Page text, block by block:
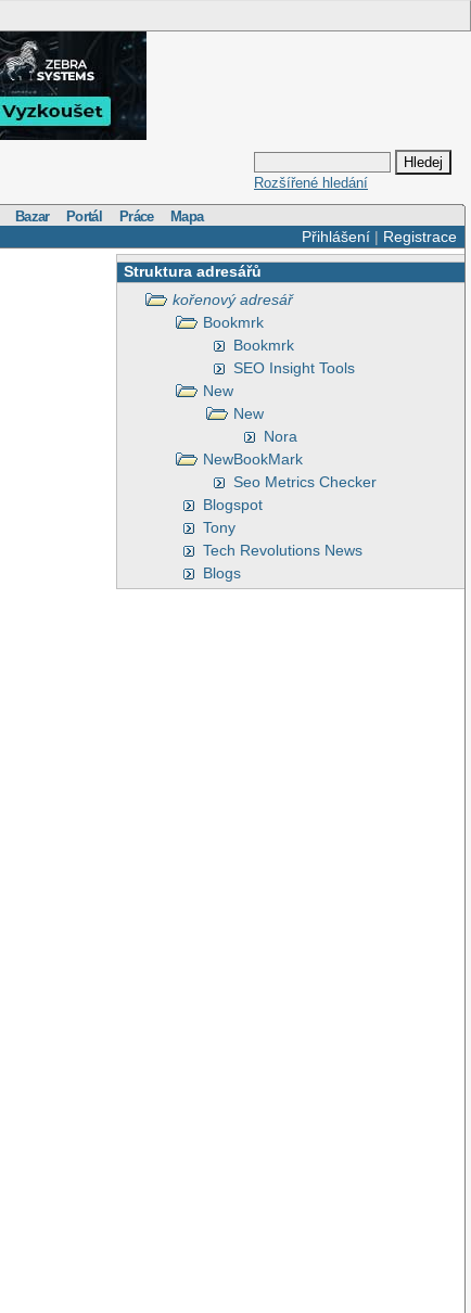
Rozšířené hledání
Bazar Portál Práce Mapa
Přihlášení| Registrace
Struktura adresářů
kořenový adresář
Bookmrk
Bookmrk
SEO Insight Tools
New
New
Nora
NewBookMark
Seo Metrics Checker
Blogspot
Tony
Tech Revolutions News
Blogs